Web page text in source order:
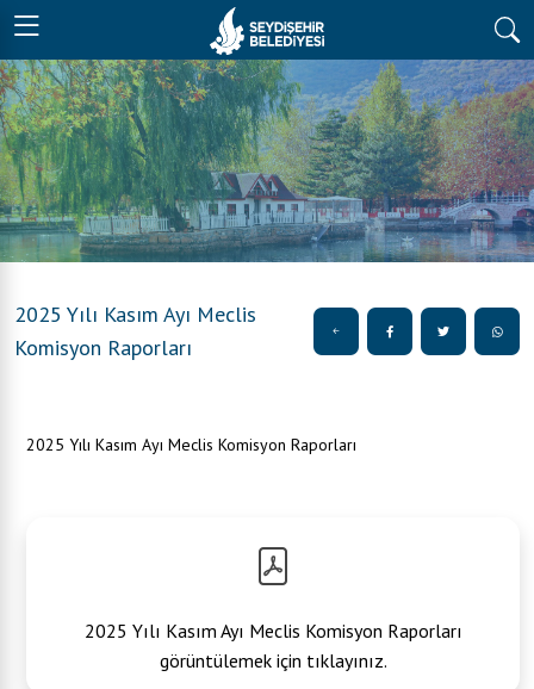
2025 Yılı Kasım Ayı Meclis
Komisyon Raporları
2025 Yılı Kasım Ayı Meclis Komisyon Raporları
2025 Yılı Kasım Ayı Meclis Komisyon Raporları
görüntülemek için tıklayınız.